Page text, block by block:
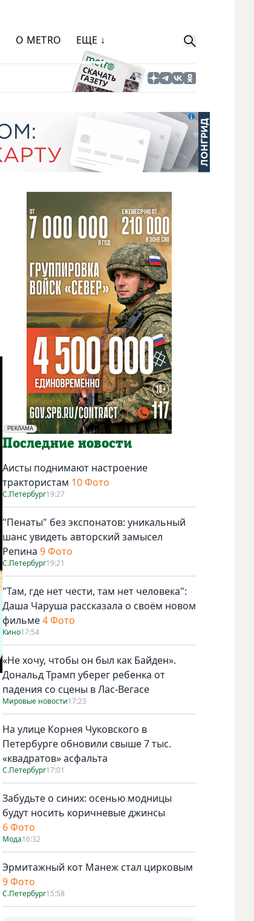
О METRO ЕЩЕ ↓
РЕКЛАМА
Социальная реклама
Последние новости
Аисты поднимают настроение
трактористам 10 Фото
С.Петербург19:27
"Пенаты" без экспонатов: уникальный
шанс увидеть авторский замысел
Репина 9 Фото
С.Петербург19:21
"Там, где нет чести, там нет человека":
Даша Чаруша рассказала о своём новом
фильме4 Фото
Кино17:54
«Не хочу, чтобы он был как Байден».
Дональд Трамп уберег ребенка от
падения со сцены в Лас-Вегасе
Мировые новости17:23
На улице Корнея Чуковского в
Петербурге обновили свыше 7 тыс.
«квадратов» асфальта
С.Петербург17:01
Забудьте о синих: осенью модницы
будут носить коричневые джинсы
6 Фото
Мода16:32
Эрмитажный кот Манеж стал цирковым
9 Фото
С.Петербург15:58